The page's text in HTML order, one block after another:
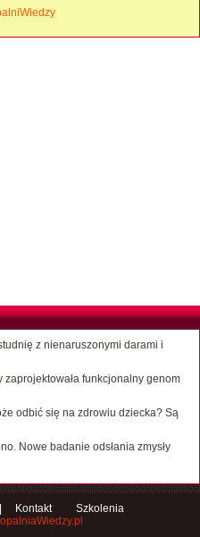
z nienaruszonymi darami i
funkcjonalny genom
odbić się na zdrowiu dziecka? Są
Nowe badanie odsłania zmysły
Kontakt
Szkolenia